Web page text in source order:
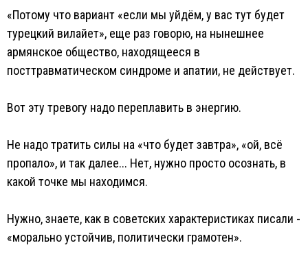
«Потому что вариант «если мы уйдём, у вас тут будет
турецкий вилайет», еще раз говорю, на нынешнее
армянское общество, находящееся в
посттравматическом синдроме и апатии, не действует.
Вот эту тревогу надо переплавить в энергию.
Не надо тратить силы на «что будет завтра», «ой, всё
пропало», и так далее... Нет, нужно просто осознать, в
какой точке мы находимся.
Нужно, знаете, как в советских характеристиках писали -
«морально устойчив, политически грамотен».